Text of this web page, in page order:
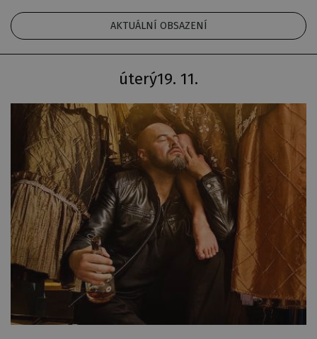
AKTUÁLNÍ OBSAZENÍ
19. 11.
úterý